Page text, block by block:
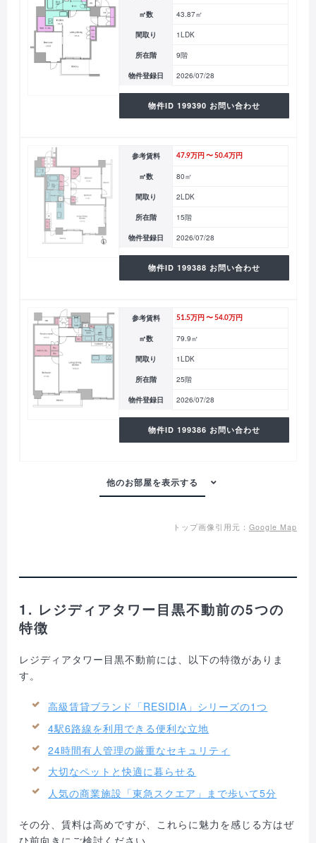
㎡数 43.87㎡
間取り 1LDK
所在階 9階
物件登録日 2026/07/28
物件ID 199390 お問い合わせ
参考賃料 47.9万円 〜 50.4万円
㎡数 80㎡
間取り 2LDK
所在階 15階
物件登録日 2026/07/28
物件ID 199388 お問い合わせ
参考賃料 51.5万円 〜 54.0万円
㎡数 79.9㎡
間取り 1LDK
所在階 25階
物件登録日 2026/07/28
物件ID 199386 お問い合わせ
トップ画像引用元： Google Map
1. レジディアタワー目黒不動前の5つの
特徴
レジディアタワー目黒不動前には、以下の特徴がありま
す。
高級賃貸ブランド「RESIDIA」シリーズの1つ
4駅6路線を利用できる便利な立地
24時間有人管理の厳重なセキュリティ
大切なペットと快適に暮らせる
人気の商業施設「東急スクエア」まで歩いて5分
その分、賃料は高めですが、これらに魅力を感じる方はぜ
ひ前向きにご検討ください。